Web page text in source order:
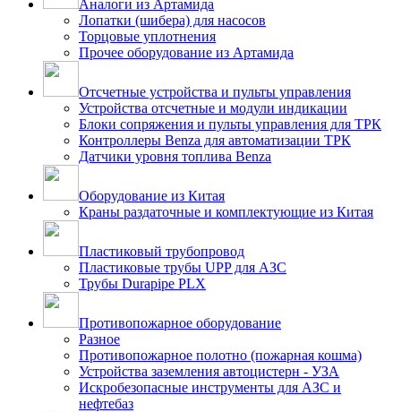
Аналоги из Артамида
Лопатки (шибера) для насосов
Торцовые уплотнения
Прочее оборудование из Артамида
Отсчетные устройства и пульты управления
Устройства отсчетные и модули индикации
Блоки сопряжения и пульты управления для ТРК
Контроллеры Benza для автоматизации ТРК
Датчики уровня топлива Benza
Оборудование из Китая
Краны раздаточные и комплектующие из Китая
Пластиковый трубопровод
Пластиковые трубы UPP для АЗС
Трубы Durapipe PLX
Противопожарное оборудование
Разное
Противопожарное полотно (пожарная кошма)
Устройства заземления автоцистерн - УЗА
Искробезопасные инструменты для АЗС и
нефтебаз